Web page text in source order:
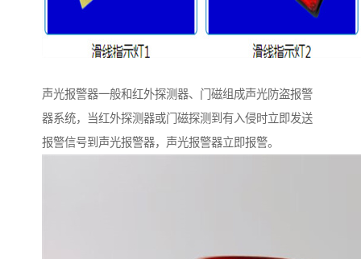
声光报警器一般和红外探测器、门磁组成声光防盗报警
器系统，当红外探测器或门磁探测到有入侵时立即发送
报警信号到声光报警器，声光报警器立即报警。